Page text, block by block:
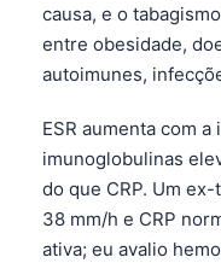
causa, e o
entre obesidade,
autoimunes,
ESR aumenta com
imunoglobulinas
do que CRP. Um
38 mm/h e CRP
ativa; eu avalio